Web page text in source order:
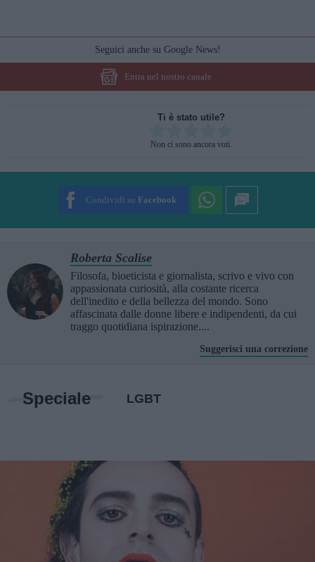
Seguici anche su Google News!
Entra nel nostro canale
Ti è stato utile?
Non ci sono ancora voti.
Condividi su Facebook
Roberta Scalise
Filosofa, bioeticista e giornalista, scrivo e vivo con
appassionata curiosità, alla costante ricerca
dell'inedito e della bellezza del mondo. Sono
affascinata dalle donne libere e indipendenti, da cui
traggo quotidiana ispirazione....
Suggerisci una correzione
Speciale LGBT